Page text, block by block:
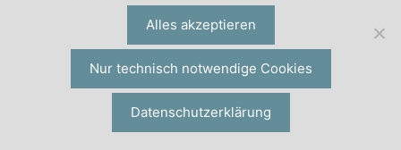
Führungskräfte mit Vortrag über Motivation
Effekte von Gehalt und Gehältern im Recruiting
Wirkung variabler Vergütungskonzepte nachhaltig
Zielgruppenanalyse für Kundenakquise und
Alles akzeptieren
Nur technisch notwendige Cookies
Datenschutzerklärung